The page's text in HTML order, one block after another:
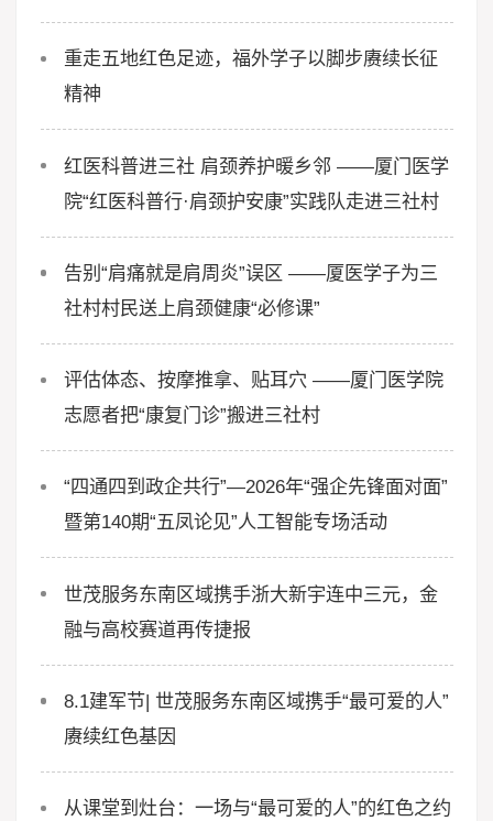
重走五地红色足迹，福外学子以脚步赓续长征
精神
红医科普进三社 肩颈养护暖乡邻 ——厦门医学
院“红医科普行·肩颈护安康”实践队走进三社村
告别“肩痛就是肩周炎”误区 ——厦医学子为三
社村村民送上肩颈健康“必修课”
评估体态、按摩推拿、贴耳穴 ——厦门医学院
志愿者把“康复门诊”搬进三社村
“四通四到政企共行”—2026年“强企先锋面对面”
暨第140期“五凤论见”人工智能专场活动
世茂服务东南区域携手浙大新宇连中三元，金
融与高校赛道再传捷报
8.1建军节| 世茂服务东南区域携手“最可爱的人”
赓续红色基因
从课堂到灶台：一场与“最可爱的人”的红色之约